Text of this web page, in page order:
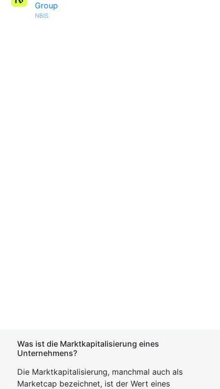
Group
NBIS
Was ist die Marktkapitalisierung eines
Unternehmens?
Die Marktkapitalisierung, manchmal auch als
Marketcap bezeichnet, ist der Wert eines